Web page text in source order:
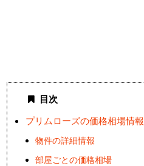
目次
プリムローズの価格相場情報
物件の詳細情報
部屋ごとの価格相場